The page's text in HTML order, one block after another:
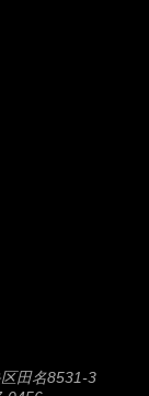
田名8531-3